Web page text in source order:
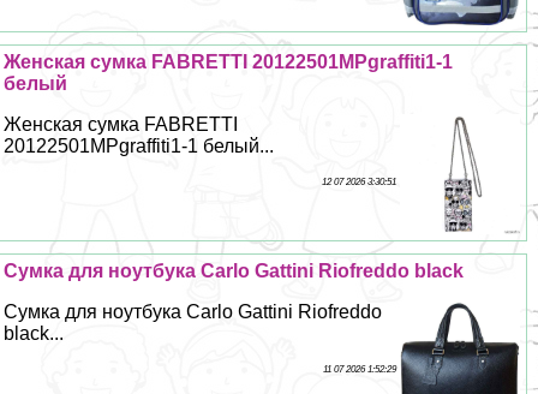
Женская сумка FABRETTI 20122501MPgraffiti1-1
белый
Женская сумка FABRETTI
20122501MPgraffiti1-1 белый...
12 07 2026 3:30:51
Сумка для ноутбука Carlo Gattini Riofreddo black
Сумка для ноутбука Carlo Gattini Riofreddo
black...
11 07 2026 1:52:29